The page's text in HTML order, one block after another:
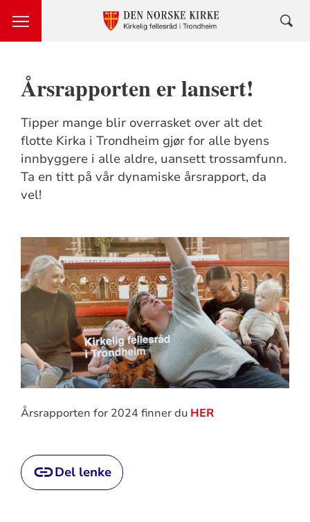
Årsrapporten er lansert!
Tipper mange blir overrasket over alt det
flotte Kirka i Trondheim gjør for alle byens
innbyggere i alle aldre, uansett trossamfunn.
Ta en titt på vår dynamiske årsrapport, da
vel!
Årsrapporten for 2024 finner du HER
Del lenke